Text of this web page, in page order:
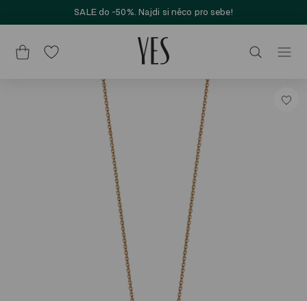
SALE do -50%. Najdi si něco pro sebe!